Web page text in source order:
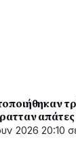
2026 20:10